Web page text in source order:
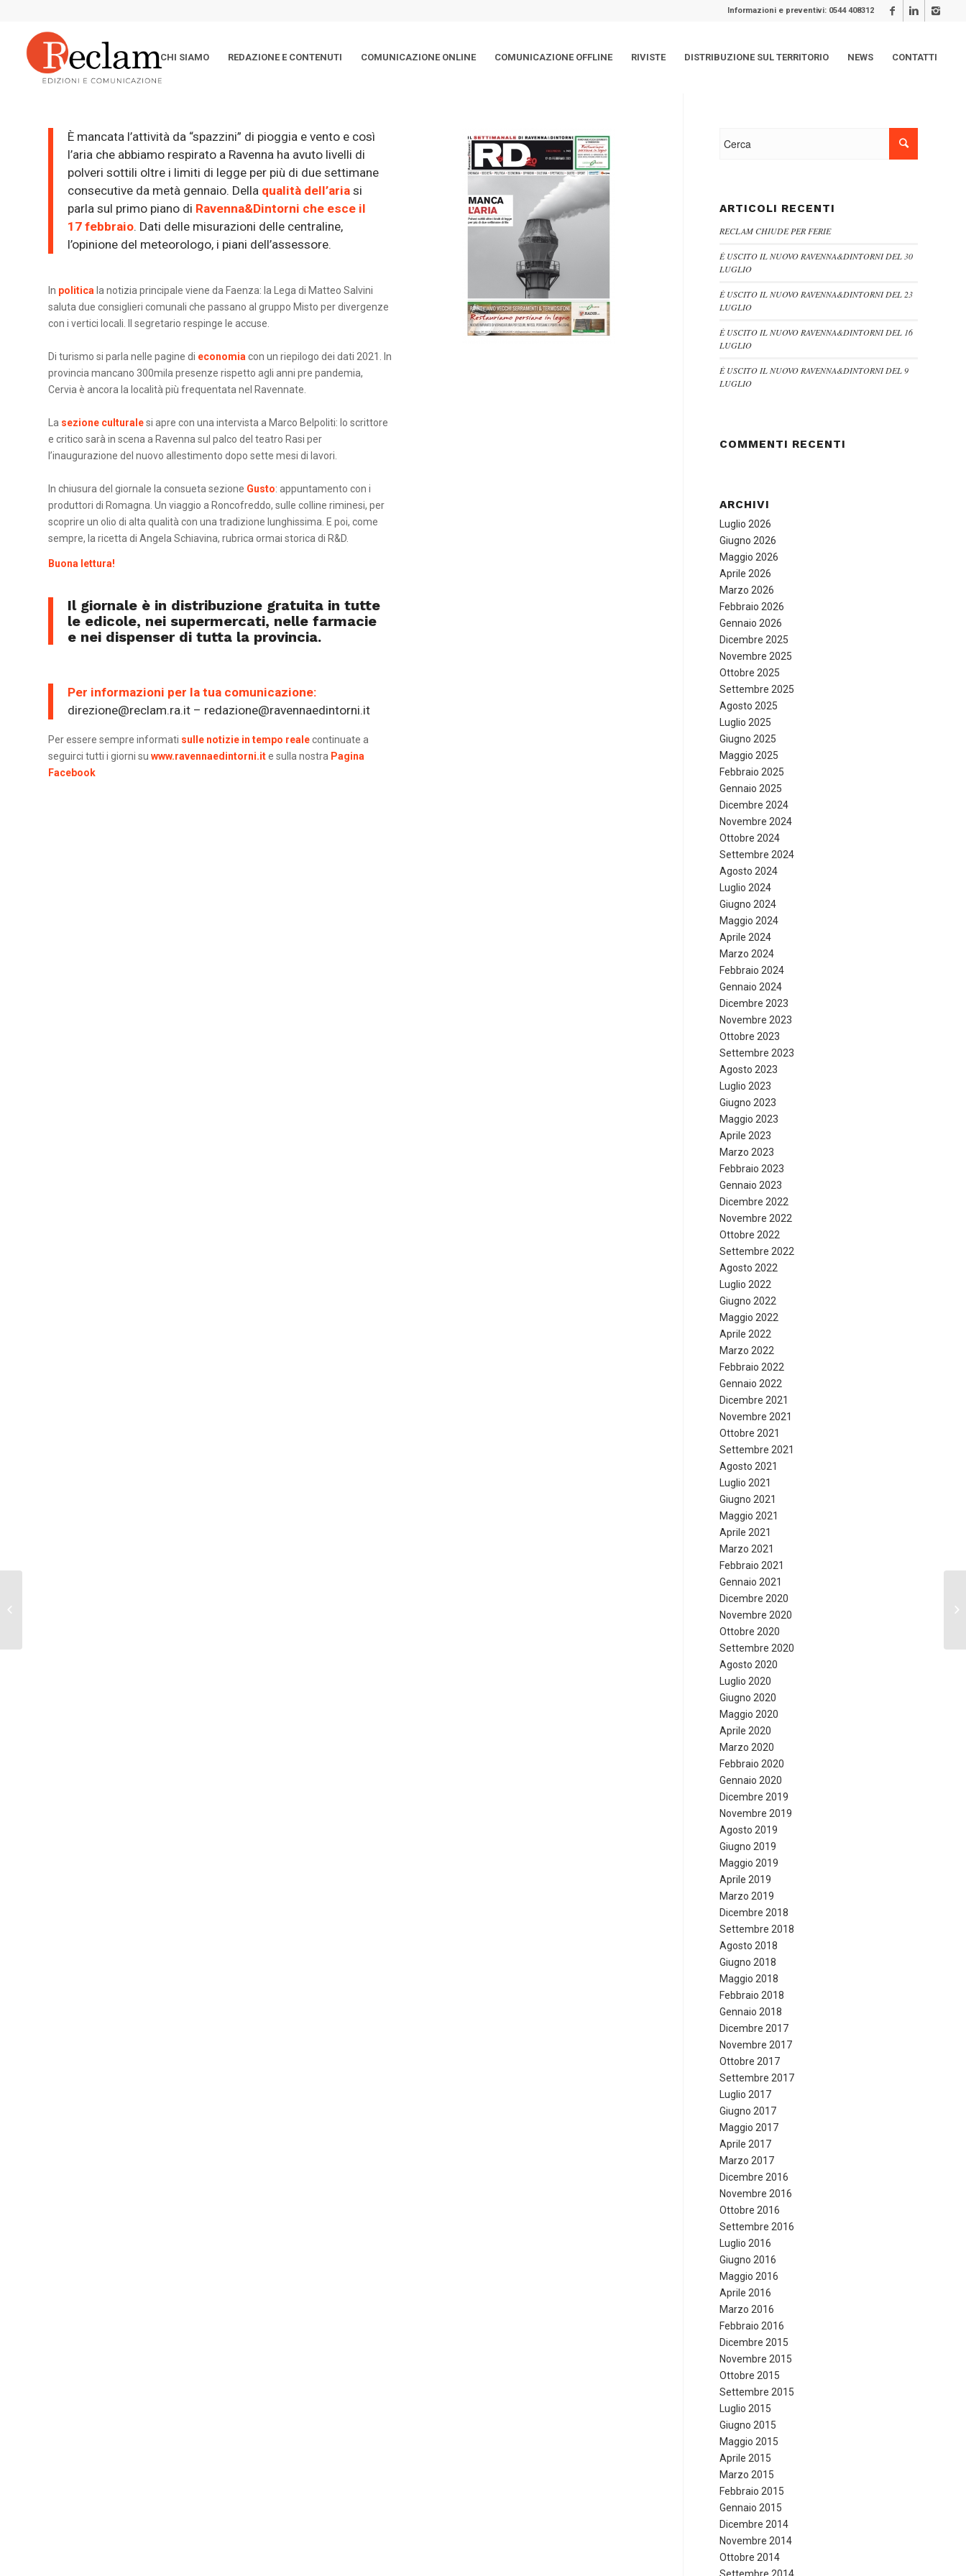
Informazioni e preventivi: 0544 408312
CHI SIAMO REDAZIONE E CONTENUTI COMUNICAZIONE ONLINE COMUNICAZIONE OFFLINE RIVISTE DISTRIBUZIONE SUL TERRITORIO NEWS CONTATTI
È mancata l’attività da “spazzini” di pioggia e vento e così
l’aria che abbiamo respirato a Ravenna ha avuto livelli di
polveri sottili oltre i limiti di legge per più di due settimane
consecutive da metà gennaio. Della qualità dell’aria si
parla sul primo piano di Ravenna&Dintorni che esce il
17 febbraio. Dati delle misurazioni delle centraline,
l’opinione del meteorologo, i piani dell’assessore.
In politica la notizia principale viene da Faenza: la Lega di Matteo Salvini
saluta due consiglieri comunali che passano al gruppo Misto per divergenze
con i vertici locali. Il segretario respinge le accuse.
Di turismo si parla nelle pagine di economiacon un riepilogo dei dati 2021. In
provincia mancano 300mila presenze rispetto agli anni pre pandemia,
Cervia è ancora la località più frequentata nel Ravennate.
La sezione culturalesi apre con una intervista a Marco Belpoliti: lo scrittore
e critico sarà in scena a Ravenna sul palco del teatro Rasi per
l’inaugurazione del nuovo allestimento dopo sette mesi di lavori.
In chiusura del giornale la consueta sezione Gusto: appuntamento con i
produttori di Romagna. Un viaggio a Roncofreddo, sulle colline riminesi, per
scoprire un olio di alta qualità con una tradizione lunghissima. E poi, come
sempre, la ricetta di Angela Schiavina, rubrica ormai storica di R&D.
Buona lettura!
Il giornale è in distribuzione gratuita in tutte
le edicole, nei supermercati, nelle farmacie
e nei dispenser di tutta la provincia.
Per informazioni per la tua comunicazione:
direzione@reclam.ra.it – redazione@ravennaedintorni.it
Per essere sempre informati sulle notizie in tempo realecontinuate a
seguirci tutti i giorni su www.ravennaedintorni.ite sulla nostra Pagina
Facebook
ARTICOLI RECENTI
RECLAM CHIUDE PER FERIE
È USCITO IL NUOVO RAVENNA&DINTORNI DEL 30
LUGLIO
È USCITO IL NUOVO RAVENNA&DINTORNI DEL 23
LUGLIO
È USCITO IL NUOVO RAVENNA&DINTORNI DEL 16
LUGLIO
È USCITO IL NUOVO RAVENNA&DINTORNI DEL 9
LUGLIO
COMMENTI RECENTI
ARCHIVI
Luglio 2026
Giugno 2026
Maggio 2026
Aprile 2026
Marzo 2026
Febbraio 2026
Gennaio 2026
Dicembre 2025
Novembre 2025
Ottobre 2025
Settembre 2025
Agosto 2025
Luglio 2025
Giugno 2025
Maggio 2025
Febbraio 2025
Gennaio 2025
Dicembre 2024
Novembre 2024
Ottobre 2024
Settembre 2024
Agosto 2024
Luglio 2024
Giugno 2024
Maggio 2024
Aprile 2024
Marzo 2024
Febbraio 2024
Gennaio 2024
Dicembre 2023
Novembre 2023
Ottobre 2023
Settembre 2023
Agosto 2023
Luglio 2023
Giugno 2023
Maggio 2023
Aprile 2023
Marzo 2023
Febbraio 2023
Gennaio 2023
Dicembre 2022
Novembre 2022
Ottobre 2022
Settembre 2022
Agosto 2022
Luglio 2022
Giugno 2022
Maggio 2022
Aprile 2022
Marzo 2022
Febbraio 2022
Gennaio 2022
Dicembre 2021
Novembre 2021
Ottobre 2021
Settembre 2021
Agosto 2021
Luglio 2021
Giugno 2021
Maggio 2021
Aprile 2021
Marzo 2021
Febbraio 2021
Gennaio 2021
Dicembre 2020
Novembre 2020
Ottobre 2020
Settembre 2020
Agosto 2020
Luglio 2020
Giugno 2020
Maggio 2020
Aprile 2020
Marzo 2020
Febbraio 2020
Gennaio 2020
Dicembre 2019
Novembre 2019
Agosto 2019
Giugno 2019
Maggio 2019
Aprile 2019
Marzo 2019
Dicembre 2018
Settembre 2018
Agosto 2018
Giugno 2018
Maggio 2018
Febbraio 2018
Gennaio 2018
Dicembre 2017
Novembre 2017
Ottobre 2017
Settembre 2017
Luglio 2017
Giugno 2017
Maggio 2017
Aprile 2017
Marzo 2017
Dicembre 2016
Novembre 2016
Ottobre 2016
Settembre 2016
Luglio 2016
Giugno 2016
Maggio 2016
Aprile 2016
Marzo 2016
Febbraio 2016
Dicembre 2015
Novembre 2015
Ottobre 2015
Settembre 2015
Luglio 2015
Giugno 2015
Maggio 2015
Aprile 2015
Marzo 2015
Febbraio 2015
Gennaio 2015
Dicembre 2014
Novembre 2014
Ottobre 2014